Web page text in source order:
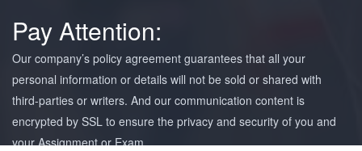
Pay Attention:
Our company’s policy agreement guarantees that all your
personal information or details will not be sold or shared with
third-parties or writers. And our communication content is
encrypted by SSL to ensure the privacy and security of you and
your Assignment or Exam.